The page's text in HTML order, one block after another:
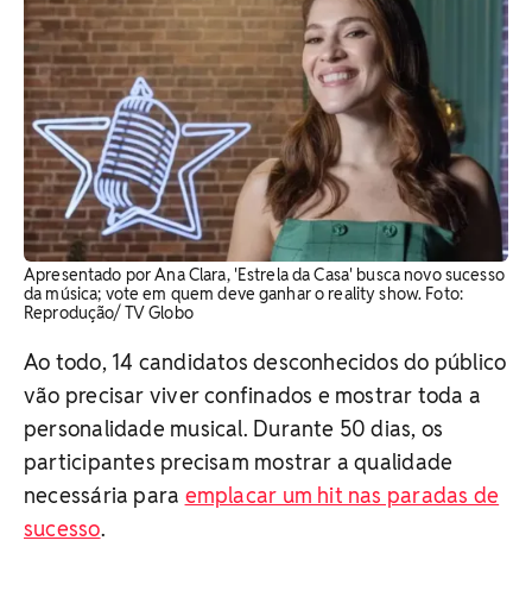
Apresentado por Ana Clara, 'Estrela da Casa' busca novo sucesso
da música; vote em quem deve ganhar o reality show. Foto:
Reprodução/ TV Globo
Ao todo, 14 candidatos desconhecidos do público
vão precisar viver confinados e mostrar toda a
personalidade musical. Durante 50 dias, os
participantes precisam mostrar a qualidade
necessária para emplacar um hit nas paradas de
sucesso.